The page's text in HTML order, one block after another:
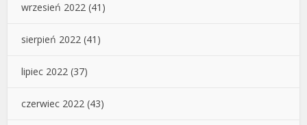
wrzesień 2022 (41)
sierpień 2022 (41)
lipiec 2022 (37)
czerwiec 2022 (43)